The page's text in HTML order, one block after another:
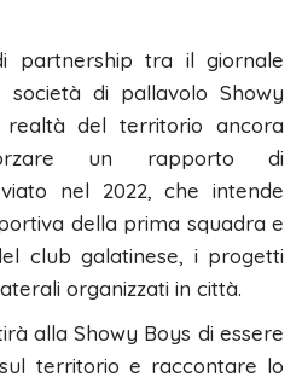
partnership tra il giornale
di pallavolo Showy
del territorio ancora
un rapporto di
nel 2022, che intende
della prima squadra e
club galatinese, i progetti
organizzati in città.
alla Showy Boys di essere
territorio e raccontare lo